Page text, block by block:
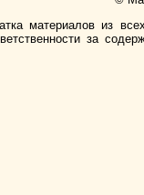
материалов из
за